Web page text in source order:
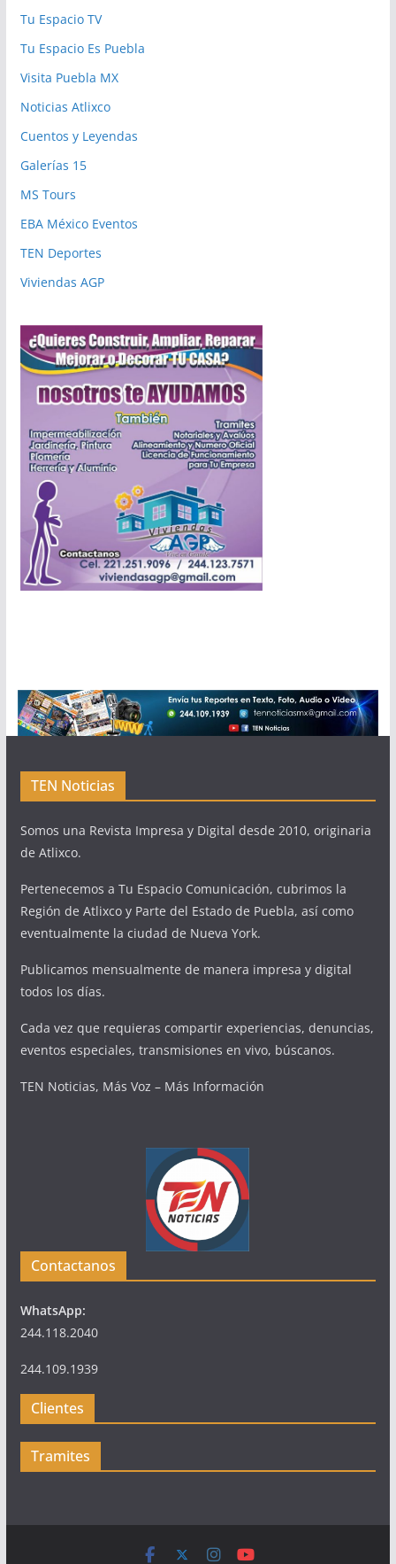
Tu Espacio TV
Tu Espacio Es Puebla
Visita Puebla MX
Noticias Atlixco
Cuentos y Leyendas
Galerías 15
MS Tours
EBA México Eventos
TEN Deportes
Viviendas AGP
TEN Noticias
Somos una Revista Impresa y Digital desde 2010, originaria
de Atlixco.
Pertenecemos a Tu Espacio Comunicación, cubrimos la
Región de Atlixco y Parte del Estado de Puebla, así como
eventualmente la ciudad de Nueva York.
Publicamos mensualmente de manera impresa y digital
todos los días.
Cada vez que requieras compartir experiencias, denuncias,
eventos especiales, transmisiones en vivo, búscanos.
TEN Noticias, Más Voz – Más Información
Contactanos
WhatsApp:
244.118.2040
244.109.1939
Clientes
Tramites